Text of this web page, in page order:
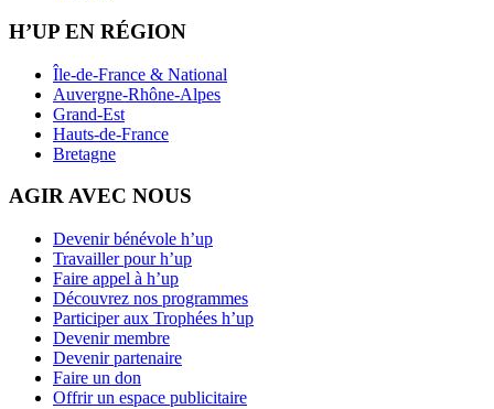
H’UP EN RÉGION
Île-de-France & National
Auvergne-Rhône-Alpes
Grand-Est
Hauts-de-France
Bretagne
AGIR AVEC NOUS
Devenir bénévole h’up
Travailler pour h’up
Faire appel à h’up
Découvrez nos programmes
Participer aux Trophées h’up
Devenir membre
Devenir partenaire
Faire un don
Offrir un espace publicitaire